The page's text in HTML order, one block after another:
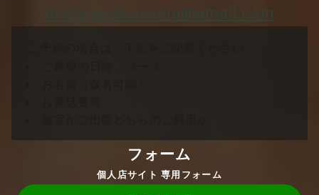
utatanenakayama@gmail.com
フォーム
個人店サイト 専用フォーム